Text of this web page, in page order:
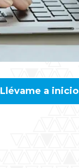
Llévame a inicio